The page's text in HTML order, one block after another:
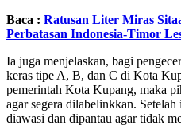
Baca : Ratusan Liter Miras
Perbatasan Indonesia-Timor
Ia juga menjelaskan, bagi
keras tipe A, B, dan C di Kota
pemerintah Kota Kupang, maka
agar segera dilabelinkkan.
diawasi dan dipantau agar tidak